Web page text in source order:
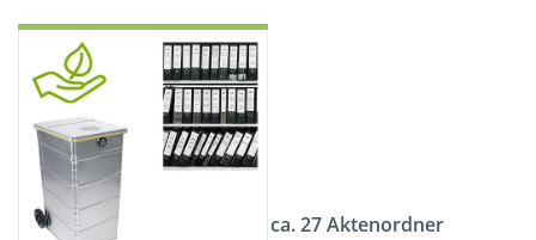
ca. 27 Aktenordner